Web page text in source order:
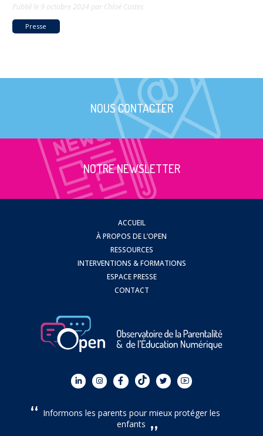
Publié le 9 octobre 2024 par Chloé Costes
Presse
NOUS CONTACTER
NOTRE NEWSLETTER
ACCUEIL
À PROPOS DE L’OPEN
RESSOURCES
INTERVENTIONS & FORMATIONS
ESPACE PRESSE
CONTACT
Informons les parents pour mieux protéger les
enfants